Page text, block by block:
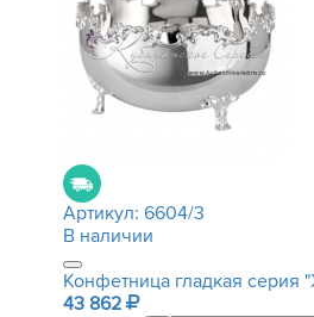
Артикул: 6604/3
В наличии
Конфетница гладкая серия
43 862